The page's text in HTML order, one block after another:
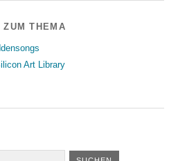
THEMA
Art Library